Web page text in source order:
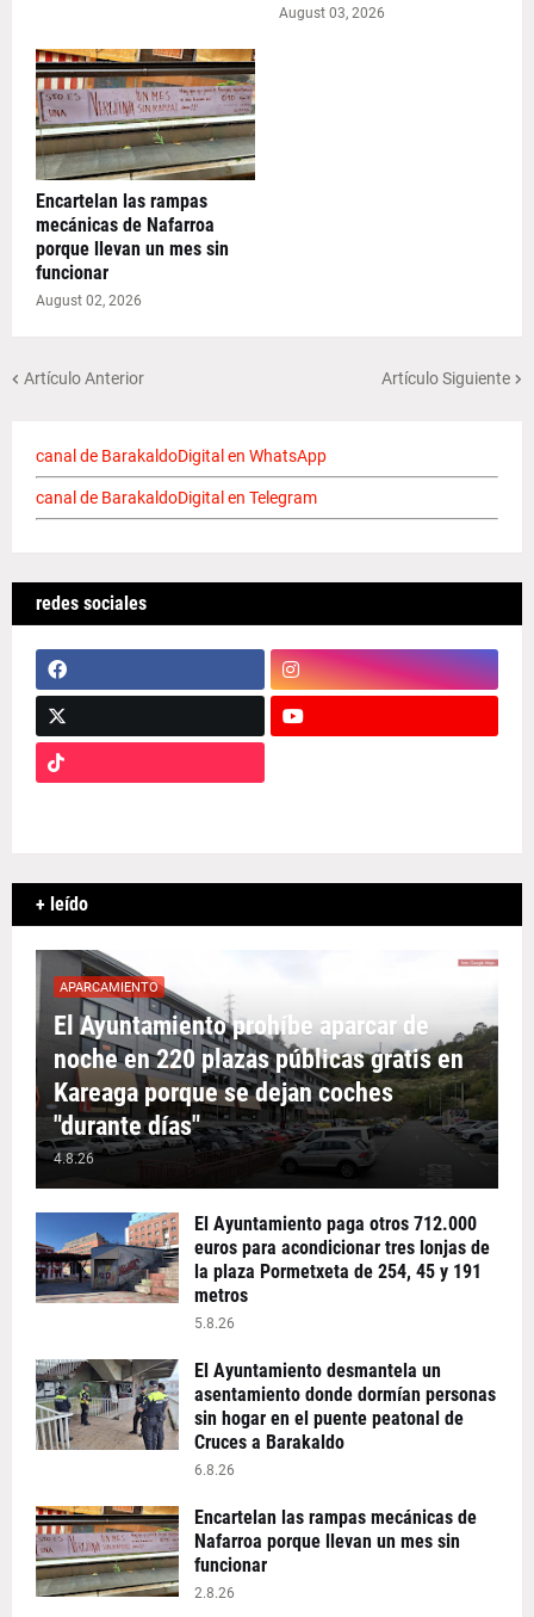
August 03, 2026
Encartelan las rampas
mecánicas de Nafarroa
porque llevan un mes sin
funcionar
August 02, 2026
Artículo Anterior Artículo Siguiente
canal de BarakaldoDigital en WhatsApp
canal de BarakaldoDigital en Telegram
redes sociales
+ leído
APARCAMIENTO
El Ayuntamiento prohíbe aparcar de
noche en 220 plazas públicas gratis en
Kareaga porque se dejan coches
"durante días"
4.8.26
El Ayuntamiento paga otros 712.000
euros para acondicionar tres lonjas de
la plaza Pormetxeta de 254, 45 y 191
metros
5.8.26
El Ayuntamiento desmantela un
asentamiento donde dormían personas
sin hogar en el puente peatonal de
Cruces a Barakaldo
6.8.26
Encartelan las rampas mecánicas de
Nafarroa porque llevan un mes sin
funcionar
2.8.26